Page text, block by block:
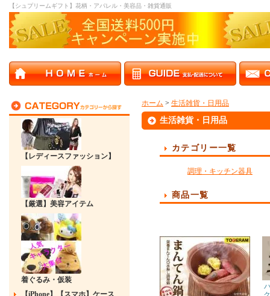
【シュプリームギフト】花柄・アパレル・美容品・雑貨通販
【レディースファッション】
【厳選】美容アイテム
着ぐるみ・仮装
【iPhone】【スマホ】ケース
ホーム > 生活雑貨・日用品
生活雑貨・日用品
カテゴリー一覧
調理・キッチン器具
商品一覧